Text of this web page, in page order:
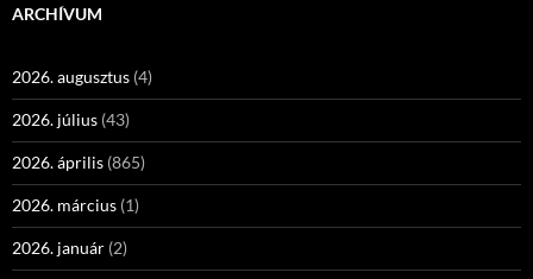
ARCHÍVUM
2026. augusztus (4)
2026. július (43)
2026. április (865)
2026. március (1)
2026. január (2)